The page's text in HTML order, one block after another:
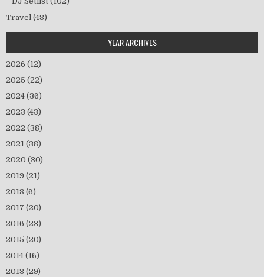
Travel (48)
YEAR ARCHIVES
2026 (12)
2025 (22)
2024 (36)
2023 (43)
2022 (38)
2021 (38)
2020 (30)
2019 (21)
2018 (6)
2017 (20)
2016 (23)
2015 (20)
2014 (16)
2013 (29)